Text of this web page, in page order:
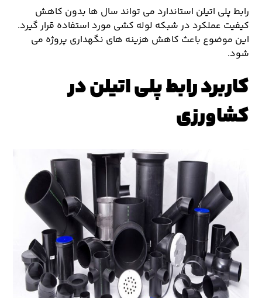
رابط پلی اتیلن استاندارد می تواند سال ها بدون کاهش
کیفیت عملکرد در شبکه لوله کشی مورد استفاده قرار گیرد.
این موضوع باعث کاهش هزینه های نگهداری پروژه می
شود.
کاربرد رابط پلی اتیلن در
کشاورزی